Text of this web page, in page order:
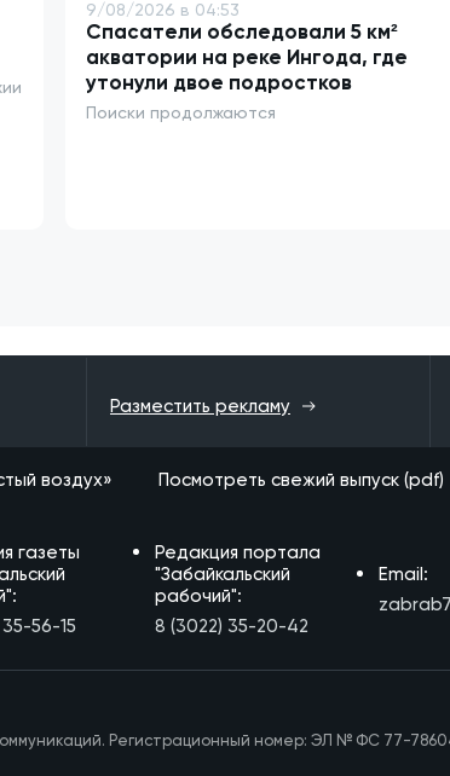
9/08/2026 в 04:53
Спасатели обследовали 5 км²
акватории на реке Ингода, где
утонули двое подростков
Поиски продолжаются
Разместить рекламу
воздух» Посмотреть свежий выпуск (pdf)
газеты
56-15
Редакция портала
"Забайкальский
рабочий":
8 (3022) 35-20-42
Email:
Регистрационный номер: ЭЛ № ФС 77-